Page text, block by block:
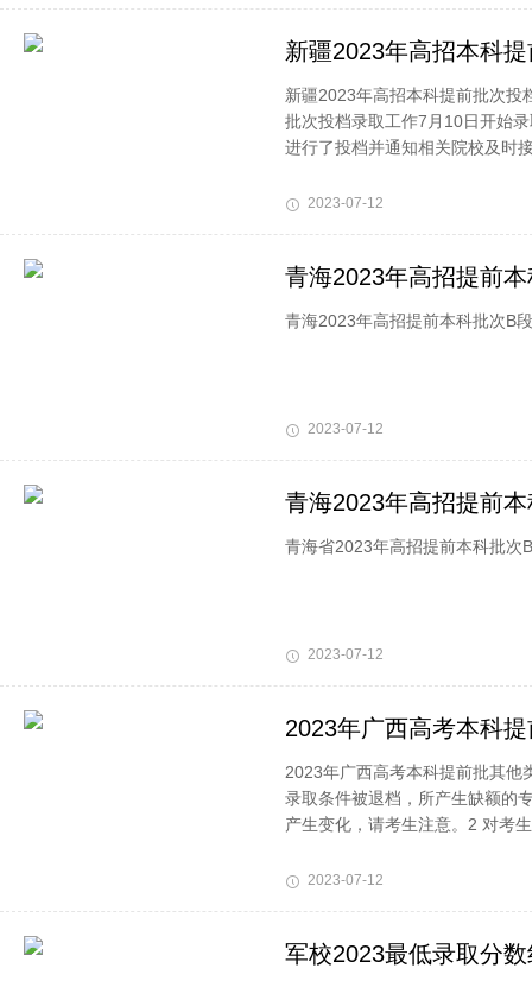
新疆2023年高招本科
新疆2023年高招本科提前批次投
批次投档录取工作7月10日开始
进行了投档并通知相关院校及时
2023-07-12
青海2023年高招提前
青海2023年高招提前本科批次B
2023-07-12
青海2023年高招提前
青海省2023年高招提前本科批次
2023-07-12
2023年广西高考本科
2023年广西高考本科提前批其他
录取条件被退档，所产生缺额的
产生变化，请考生注意。2 对考
2023-07-12
军校2023最低录取分